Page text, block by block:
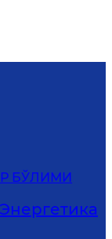
БЎЛИМИ